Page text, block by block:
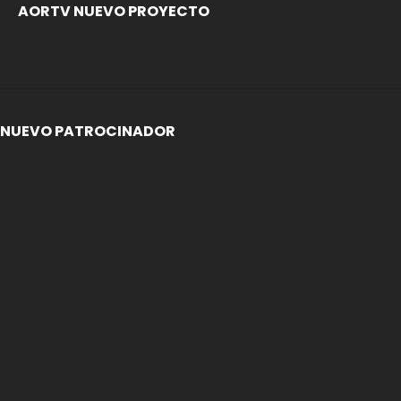
AORTV NUEVO PROYECTO
NUEVO PATROCINADOR